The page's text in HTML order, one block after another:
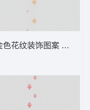
色花纹装饰图案 软装 装